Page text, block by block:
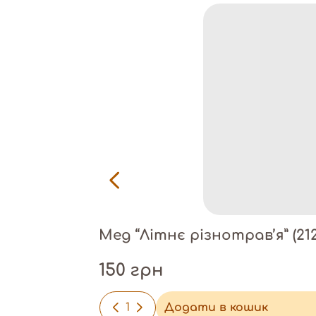
Мед “Літнє різнотрав’я”
150 грн
- + Додати в кошик